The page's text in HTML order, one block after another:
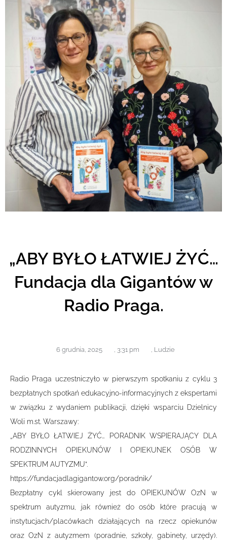
„ABY BYŁO ŁATWIEJ ŻYĆ…
Fundacja dla Gigantów w
Radio Praga.
6 grudnia, 2025 3:31 pm Ludzie
Radio Praga uczestniczyło w pierwszym spotkaniu z cyklu 3
bezpłatnych spotkań edukacyjno-informacyjnych z ekspertami
w związku z wydaniem publikacji, dzięki wsparciu Dzielnicy
Woli m.st. Warszawy:
„ABY BYŁO ŁATWIEJ ŻYĆ… PORADNIK WSPIERAJĄCY DLA
RODZINNYCH OPIEKUNÓW I OPIEKUNEK OSÓB W
SPEKTRUM AUTYZMU”.
https://fundacjadlagigantow.org/poradnik/
Bezpłatny cykl skierowany jest do OPIEKUNÓW OzN w
spektrum autyzmu, jak również do osób które pracują w
instytucjach/placówkach działających na rzecz opiekunów
oraz OzN z autyzmem (poradnie, szkoły, gabinety, urzędy).